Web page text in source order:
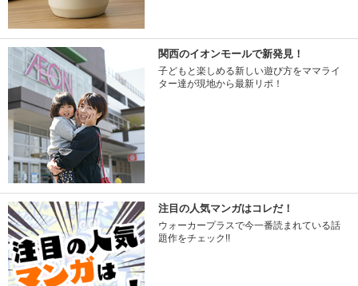
関西のイオンモールで新発見！
子どもと楽しめる新しい遊び方をママライ
ター達が現地から最新リポ！
注目の人気マンガはコレだ！
ウォーカープラスで今一番読まれている話
題作をチェック!!